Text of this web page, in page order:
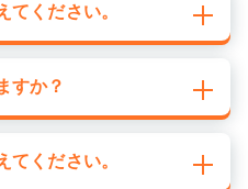
てください。
すか？
てください。